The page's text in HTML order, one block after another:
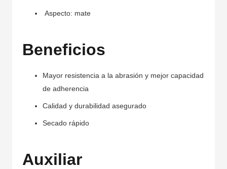
Aspecto: mate
Beneficios
Mayor resistencia a la abrasión y mejor capacidad
de adherencia
Calidad y durabilidad asegurado
Secado rápido
Auxiliar